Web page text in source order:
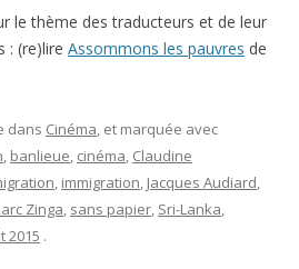
le thème des traducteurs et de leur
: (re)lire Assommons les pauvres de
dans Cinéma, et marquée avec
, banlieue, cinéma, Claudine
, immigration, Jacques Audiard,
Zinga, sans papier, Sri-Lanka,
2015 .